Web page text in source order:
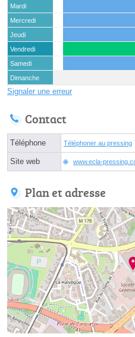
Mardi
Mercredi
Jeudi
Vendredi
Samedi
Dimanche
Signaler une erreur
Contact
Téléphone Téléphoner au pressing
Site web www.ecla-
Plan et adresse